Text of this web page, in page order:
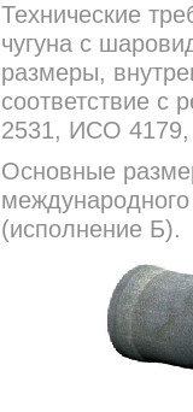
Технические
чугуна с
размеры,
соответствие
2531, ИСО
Основные
(исполнение Б).